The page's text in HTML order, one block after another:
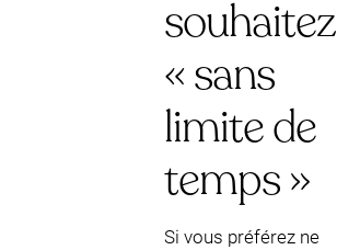
souhaitez
« sans
limite de
temps »
Si vous préférez ne